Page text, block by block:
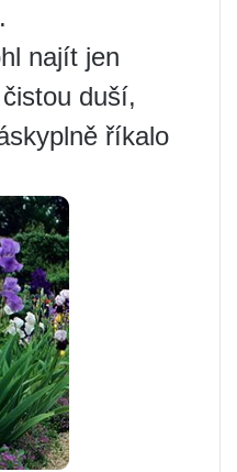
najít jen
duší,
říkalo